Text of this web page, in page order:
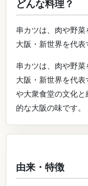
どんな料理？
串カツは、肉や野
大阪・新世界を代表
串カツは、肉や野
大阪・新世界を代
や大衆食堂の文化
的な大阪の味です。
由来・特徴